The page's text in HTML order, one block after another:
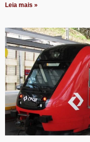
Leia mais »